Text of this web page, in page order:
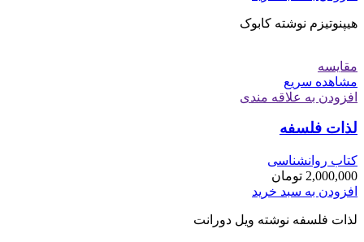
هیپنوتیزم نوشته کابوک
مقایسه
مشاهده سریع
افزودن به علاقه مندی
لذات فلسفه
کتاب روانشناسی
2,000,000 تومان
افزودن به سبد خرید
لذات فلسفه نوشته ویل دورانت